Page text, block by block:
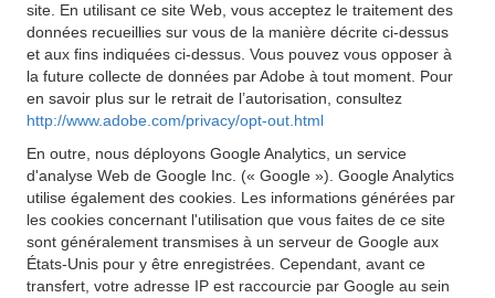
site. En utilisant ce site Web, vous acceptez le traitement des
données recueillies sur vous de la manière décrite ci-dessus
et aux fins indiquées ci-dessus. Vous pouvez vous opposer à
la future collecte de données par Adobe à tout moment. Pour
en savoir plus sur le retrait de l’autorisation, consultez
http://www.adobe.com/privacy/opt-out.html
En outre, nous déployons Google Analytics, un service
d'analyse Web de Google Inc. (« Google »). Google Analytics
utilise également des cookies. Les informations générées par
les cookies concernant l'utilisation que vous faites de ce site
sont généralement transmises à un serveur de Google aux
États-Unis pour y être enregistrées. Cependant, avant ce
transfert, votre adresse IP est raccourcie par Google au sein